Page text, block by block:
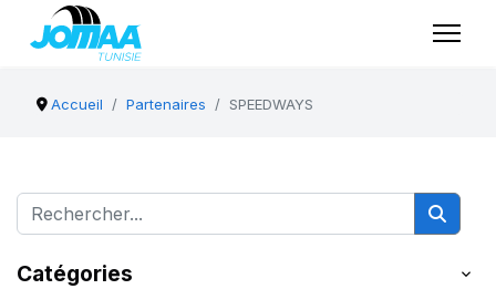
Accueil Partenaires SPEEDWAYS
Catégories